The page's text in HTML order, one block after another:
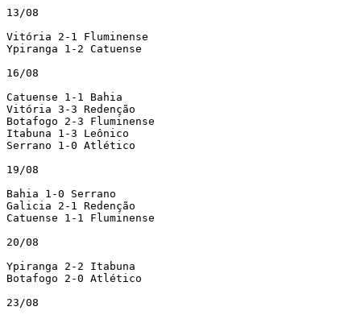
13/08
Vitória 2-1 Fluminense
Ypiranga 1-2 Catuense
16/08
Catuense 1-1 Bahia
Vitória 3-3 Redenção
Botafogo 2-3 Fluminense
Itabuna 1-3 Leônico
Serrano 1-0 Atlético
19/08
Bahia 1-0 Serrano
Galicia 2-1 Redenção
Catuense 1-1 Fluminense
20/08
Ypiranga 2-2 Itabuna
Botafogo 2-0 Atlético
23/08